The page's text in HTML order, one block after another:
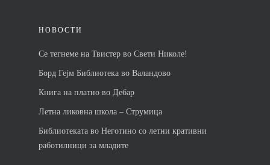
НОВОСТИ
Се тегнеме на Твистер во Свети Николе!
Борд Гејм Библиотека во Валандово
Книга на платно во Дебар
Летна ликовна школа – Струмица
Библиотеката во Неготино со летни кративни
работилници за младите